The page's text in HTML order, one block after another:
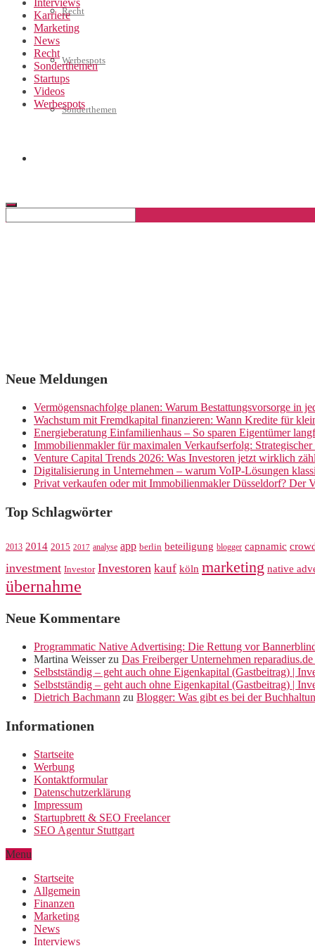
Recht
Werbespots
Sonderthemen
Interviews
Karriere
Marketing
News
Recht
Sonderthemen
Startups
Videos
Werbespots
Neue Meldungen
Vermögensnachfolge planen: Warum Bestattungsvorsorge in
Wachstum mit Fremdkapital finanzieren: Wann Kredite für
Energieberatung Einfamilienhaus – So sparen Eigentümer
Immobilienmakler für maximalen Verkaufserfolg:
Venture Capital Trends 2026: Was Investoren jetzt wirklich
Digitalisierung in Unternehmen – warum VoIP-Lösungen
Privat verkaufen oder mit Immobilienmakler Düsseldorf? Der
Top Schlagwörter
2013 2014 2015 2017 analyse app berlin beteiligung blogger capnamic
investment Investor Investoren kauf köln marketing native
übernahme
Neue Kommentare
Programmatic Native Advertising: Die Rettung vor
Martina Weisserzu Das Freiberger Unternehmen
Selbstständig – geht auch ohne Eigenkapital (Gastbeitrag) |
Selbstständig – geht auch ohne Eigenkapital (Gastbeitrag) |
Dietrich Bachmann zu Blogger: Was gibt es bei der
Informationen
Startseite
Werbung
Kontaktformular
Datenschutzerklärung
Impressum
Startupbrett & SEO Freelancer
SEO Agentur Stuttgart
Menu
Startseite
Allgemein
Finanzen
Marketing
News
Interviews